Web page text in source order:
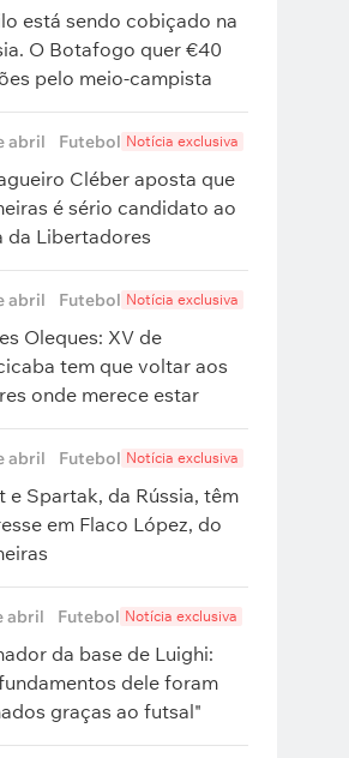
está sendo cobiçado na
O Botafogo quer €40
pelo meio-campista
abril Futebol Notícia exclusiva
Cléber aposta que
é sério candidato ao
da Libertadores
abril Futebol Notícia exclusiva
Oleques: XV de
tem que voltar aos
onde merece estar
abril Futebol Notícia exclusiva
e Spartak, da Rússia, têm
em Flaco López, do
abril Futebol Notícia exclusiva
da base de Luighi:
dele foram
graças ao futsal"